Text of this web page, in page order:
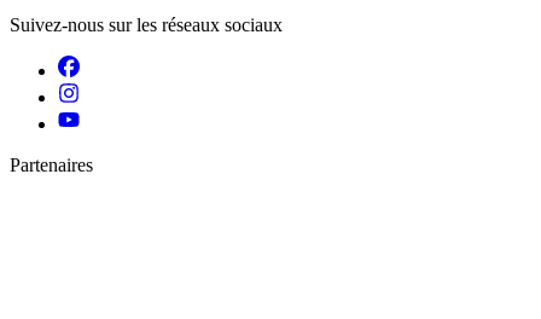
Suivez-nous sur les réseaux sociaux
Partenaires